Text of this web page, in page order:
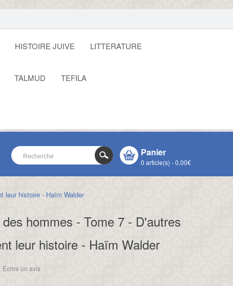
HISTOIRE JUIVE LITTERATURE
TALMUD TEFILA
Panier
0 article(s) - 0,00€
VOTRE PANIER EST VIDE !
leur histoire - Haïm Walder
hommes - Tome 7 - D'autres
leur histoire - Haïm Walder
Écrire un avis